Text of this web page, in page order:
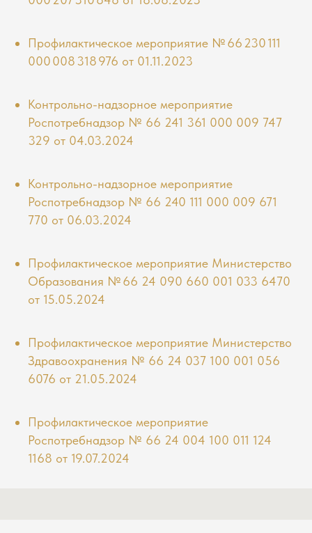
Профилактическое мероприятие № 66 230 111
000 008 318 976 от 01.11.2023
Контрольно-надзорное мероприятие
Роспотребнадзор № 66 241 361 000 009 747
329 от 04.03.2024
Контрольно-надзорное мероприятие
Роспотребнадзор № 66 240 111 000 009 671
770 от 06.03.2024
Профилактическое мероприятие Министерство
Образования № 66 24 090 660 001 033 6470
от 15.05.2024
Профилактическое мероприятие Министерство
Здравоохранения № 66 24 037 100 001 056
6076 от 21.05.2024
Профилактическое мероприятие
Роспотребнадзор № 66 24 004 100 011 124
1168 от 19.07.2024